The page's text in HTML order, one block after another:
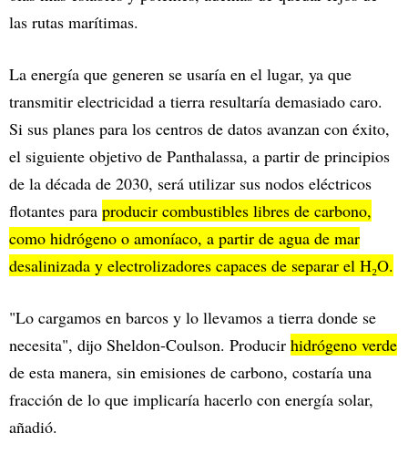
las rutas marítimas.
La energía que generen se usaría en el lugar, ya que
transmitir electricidad a tierra resultaría demasiado caro.
Si sus planes para los centros de datos avanzan con éxito,
el siguiente objetivo de Panthalassa, a partir de principios
de la década de 2030, será utilizar sus nodos eléctricos
flotantes para producir combustibles libres de carbono,
como hidrógeno o amoníaco, a partir de agua de mar
desalinizada y electrolizadores capaces de separar el H₂O.
"Lo cargamos en barcos y lo llevamos a tierra donde se
necesita", dijo Sheldon-Coulson. Producir hidrógeno verde
de esta manera, sin emisiones de carbono, costaría una
fracción de lo que implicaría hacerlo con energía solar,
añadió.